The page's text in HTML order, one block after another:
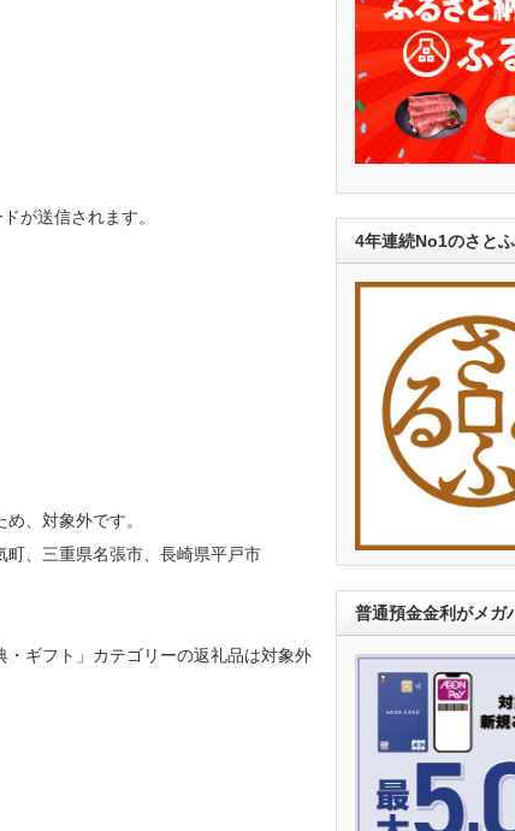
が送信されます。
、対象外です。
、三重県名張市、長崎県平戸市
・ギフト」カテゴリーの返礼品は対象外
4年連続No1のさと
普通預金金利がメガ